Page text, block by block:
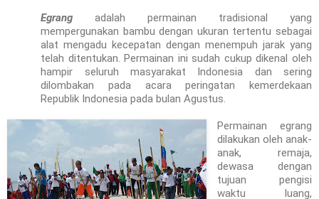
Egrang adalah permainan tradisional yang
mempergunakan bambu dengan ukuran tertentu sebagai
alat mengadu kecepatan dengan menempuh jarak yang
telah ditentukan. Permainan ini sudah cukup dikenal oleh
hampir seluruh masyarakat
Indonesia dan sering
dilombakan pada acara peringatan kemerdekaan
Republik Indonesia pada bulan Agustus.
Permainan egrang
dilakukan oleh anak-
anak, remaja,
dewasa dengan
tujuan pengisi
waktu luang,